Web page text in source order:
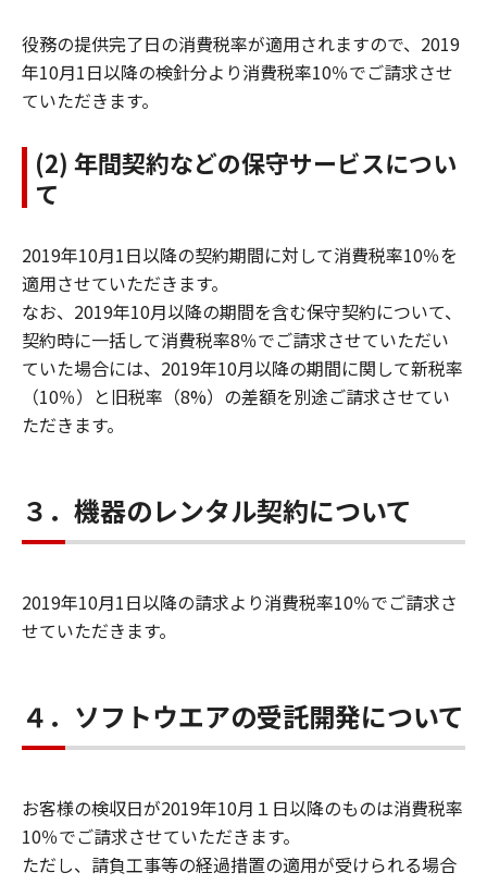
役務の提供完了日の消費税率が適用されますので、2019
年10月1日以降の検針分より消費税率10％でご請求させ
ていただきます。
(2) 年間契約などの保守サービスについ
て
2019年10月1日以降の契約期間に対して消費税率10％を
適用させていただきます。
なお、2019年10月以降の期間を含む保守契約について、
契約時に一括して消費税率8％でご請求させていただい
ていた場合には、2019年10月以降の期間に関して新税率
（10％）と旧税率（8%）の差額を別途ご請求させてい
ただきます。
３．機器のレンタル契約について
2019年10月1日以降の請求より消費税率10％でご請求さ
せていただきます。
４．ソフトウエアの受託開発について
お客様の検収日が2019年10月１日以降のものは消費税率
10％でご請求させていただきます。
ただし、請負工事等の経過措置の適用が受けられる場合